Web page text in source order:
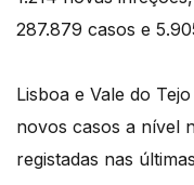
287.879 casos e
Lisboa e Vale do
novos casos a nível
registadas nas